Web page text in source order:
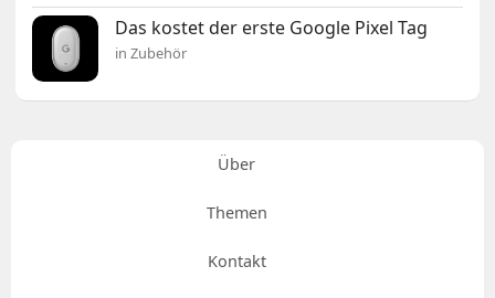
Das kostet der erste Google Pixel Tag
in Zubehör
Über
Themen
Kontakt